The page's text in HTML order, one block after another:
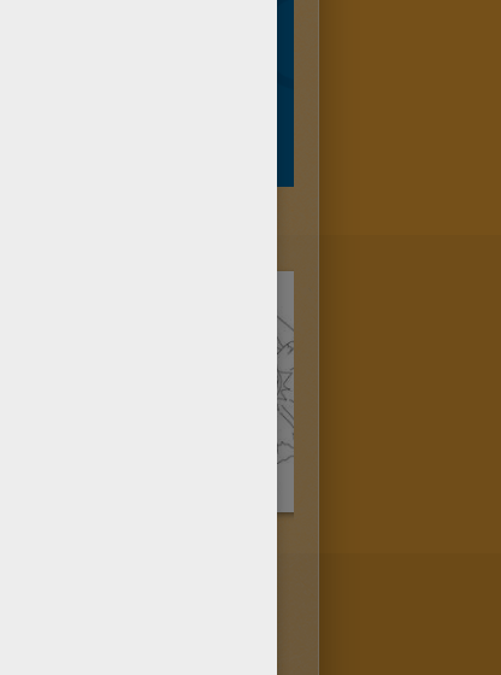
ótimo presente para
muitas páginas para